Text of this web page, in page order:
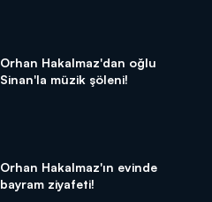
Orhan Hakalmaz'dan oğlu
Sinan'la müzik şöleni!
Orhan Hakalmaz'ın evinde
bayram ziyafeti!